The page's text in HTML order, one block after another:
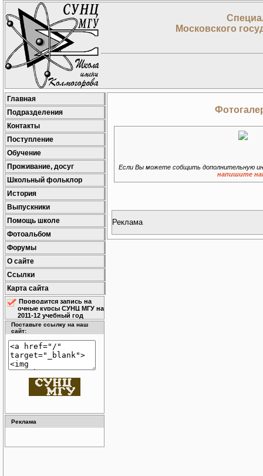
Московского
Главная
Подразделения
Контакты
Поступление
Обучение
Проживание, досуг
Школьный фольклор
История
Выпускники
Помощь школе
Фотоальбом
Форумы
О сайте
Ссылки
Карта сайта
Проводится запись на
очные курсы СУНЦ МГУ на
2011-12 учебный год
Поставьте ссылку на наш
сайт:
Реклама
Если Вы можете собщить дополнительную
напишите
Реклама